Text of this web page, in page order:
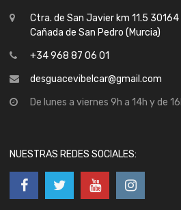
Ctra. de San Javier km 11.5 30164
Cañada de San Pedro (Murcia)
+34 968 87 06 01
desguacevibelcar@gmail.com
De lunes a viernes 9h a 14h y de
NUESTRAS REDES SOCIALES: